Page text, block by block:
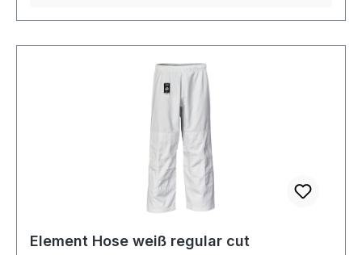
Element Hose weiß regular cut